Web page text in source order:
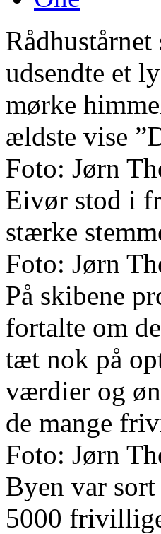
udsendte et
mørke
ældste vise
Foto: Jørn
Eivør stod i
stærke
Foto: Jørn
På skibene
fortalte om
tæt nok på
værdier og
de mange
Foto: Jørn
Byen var
5000